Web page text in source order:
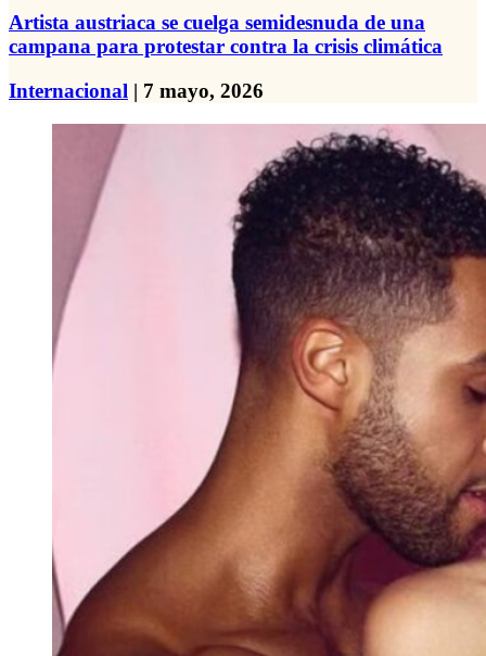
Artista austriaca se cuelga semidesnuda de una
campana para protestar contra la crisis climática
Internacional | 7 mayo, 2026